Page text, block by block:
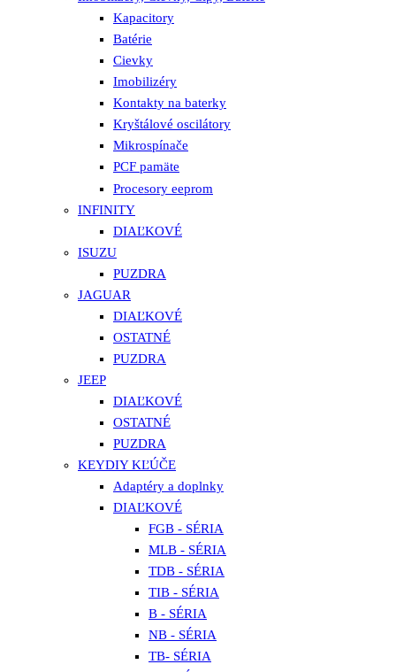
Kapacitory
Batérie
Cievky
Imobilizéry
Kontakty na baterky
Kryštálové oscilátory
Mikrospínače
PCF pamäte
Procesory eeprom
INFINITY
DIAĽKOVÉ
ISUZU
PUZDRA
JAGUAR
DIAĽKOVÉ
OSTATNÉ
PUZDRA
JEEP
DIAĽKOVÉ
OSTATNÉ
PUZDRA
KEYDIY KĽÚČE
Adaptéry a doplnky
DIAĽKOVÉ
FGB - SÉRIA
MLB - SÉRIA
TDB - SÉRIA
TIB - SÉRIA
B - SÉRIA
NB - SÉRIA
TB- SÉRIA